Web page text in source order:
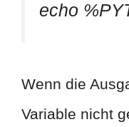
echo
Wenn die
Variable nicht